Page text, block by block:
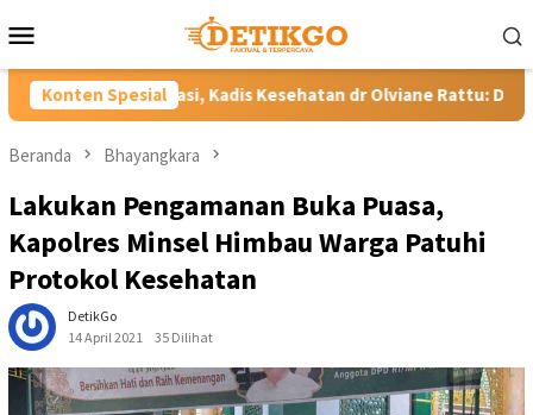
ke
Mobile
Konten Spesial
Kesehatan dr Olviane Rattu: Deteksi Dini Penyakit Lebih
Beranda Bhayangkara
Lakukan Pengamanan Buka Puasa,
Kapolres Minsel Himbau Warga Patuhi
Protokol Kesehatan
DetikGo
14 April 2021
35 Dilihat